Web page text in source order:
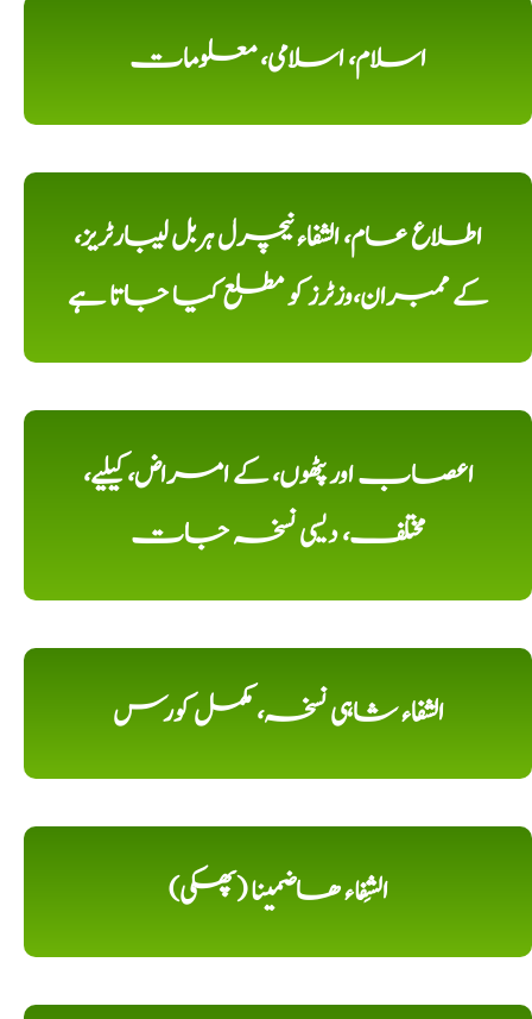
اسلام، اسلامی، معلومات
اطلاع عام، الشفاء نیچرل ہربل لیبارٹریز،
کے ممبران،وزٹرز کو مطلع کیا جاتا ہے
اعصاب اور پٹھوں، کے امراض، کیلیے،
مختلف، دیسی نسخہ جات
الشفاء شاہی نسخہ، مکمل کورس
الشِفاء ھاضمینا (پھکی)